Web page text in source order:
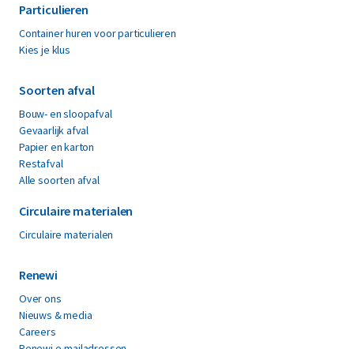
Particulieren
Container huren voor particulieren
Kies je klus
Soorten afval
Bouw- en sloopafval
Gevaarlijk afval
Papier en karton
Restafval
Alle soorten afval
Circulaire materialen
Circulaire materialen
Renewi
Over ons
Nieuws & media
Careers